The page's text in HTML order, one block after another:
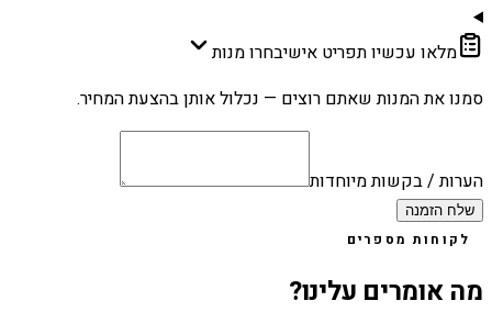
מלאו עכשיו תפריט אישיבחרו מנות
סמנו את המנות שאתם רוצים — נכלול אותן בהצעת המחיר.
הערות / בקשות מיוחדות
שלח הזמנה
לקוחות מספרים
מה אומרים עלינו?